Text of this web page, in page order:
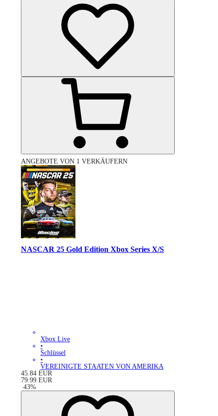
ANGEBOTE VON 1 VERKÄUFERN
NASCAR 25 Gold Edition Xbox Series X/S
Xbox Live
•
Schlüssel
•
VEREINIGTE STAATEN VON AMERIKA
45.84 EUR
79.99 EUR
-43%